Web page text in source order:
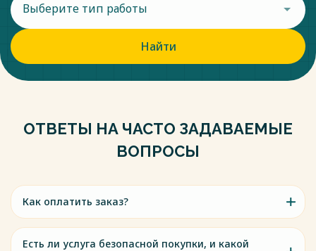
Выберите тип работы
Найти
ОТВЕТЫ НА ЧАСТО ЗАДАВАЕМЫЕ
ВОПРОСЫ
Как оплатить заказ?
Есть ли услуга безопасной покупки, и какой